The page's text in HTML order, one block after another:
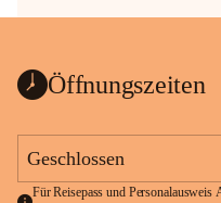
Öffnungszeiten
Geschlossen
Für Reisepass und